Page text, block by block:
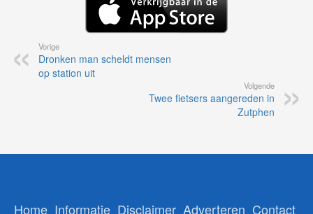
Vorige
Dronken man scheldt mensen
op station uit
Volgende
Twee fietsers aangereden in
Zutphen
Home Informatie Disclaimer Adverteren Contact